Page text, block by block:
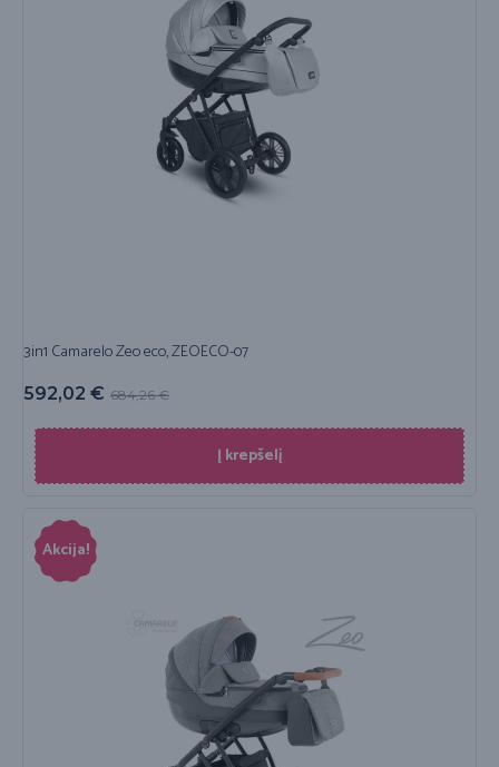
3in1 Camarelo Zeo eco, ZEOECO-07
684,26€
592,02 €
Į krepšelį
Akcija!